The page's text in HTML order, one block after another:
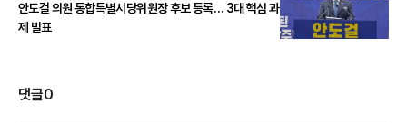
안도걸 의원 통합특별시당위원장 후보 등록… 3대 핵심 과
제 발표
댓글0